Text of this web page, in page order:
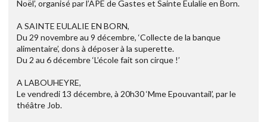
Noël’, organisé par l’APE de Gastes et Sainte Eulalie en Born.
A SAINTE EULALIE EN BORN,
Du 29 novembre au 9 décembre, ‘Collecte de la banque
alimentaire’, dons à déposer à la superette.
Du 2 au 6 décembre ‘L’école fait son cirque !’
A LABOUHEYRE,
Le vendredi 13 décembre, à 20h30 ‘Mme Epouvantail’, par le
théâtre Job.